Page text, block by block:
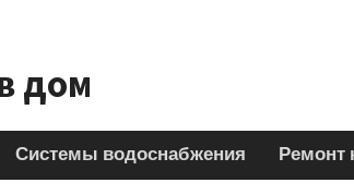
дом
Системы водоснабжения Ремонт